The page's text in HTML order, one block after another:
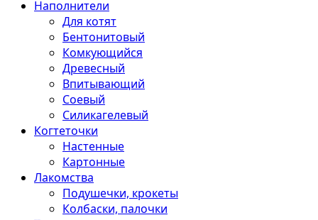
Наполнители
Для котят
Бентонитовый
Комкующийся
Древесный
Впитывающий
Соевый
Силикагелевый
Когтеточки
Настенные
Картонные
Лакомства
Подушечки, крокеты
Колбаски, палочки